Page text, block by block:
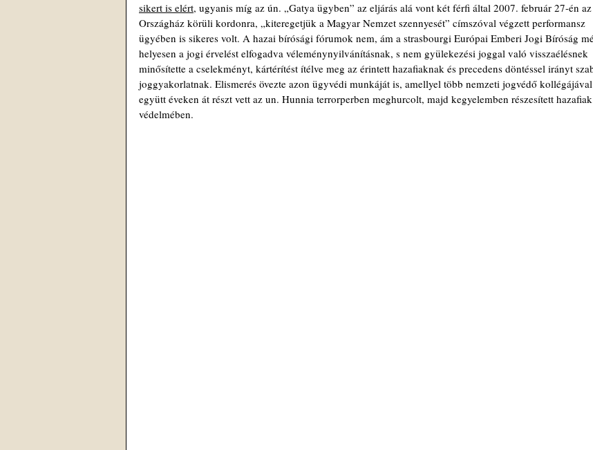
sikert is elért, ugyanis míg az ún. „Gatya ügyben” az eljárás alá vont két férfi által 2007. február 27-én az
Országház körüli kordonra, „kiteregetjük a Magyar Nemzet szennyesét” címszóval végzett performansz
ügyében is sikeres volt. A hazai bírósági fórumok nem, ám a strasbourgi Európai Emberi Jogi Bíróság
helyesen a jogi érvelést elfogadva véleménynyilvánításnak, s nem gyülekezési joggal való visszaélésnek
minősítette a cselekményt, kártérítést ítélve meg az érintett hazafiaknak és precedens döntéssel irányt
joggyakorlatnak. Elismerés övezte azon ügyvédi munkáját is, amellyel több nemzeti jogvédő kollégájával
együtt éveken át részt vett az un. Hunnia terrorperben meghurcolt, majd kegyelemben részesített hazafiak
védelmében.